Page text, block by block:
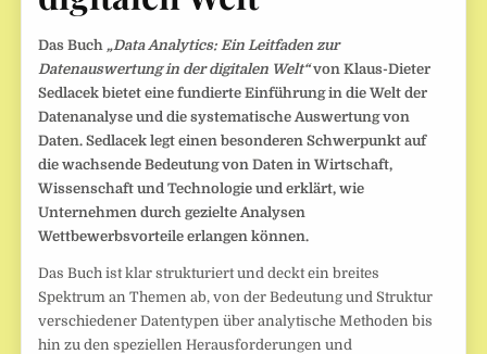
Das Buch „Data Analytics: Ein Leitfaden zur
Datenauswertung in der digitalen Welt“von Klaus-Dieter
Sedlacek bietet eine fundierte Einführung in die Welt der
Datenanalyse und die systematische Auswertung von
Daten. Sedlacek legt einen besonderen Schwerpunkt auf
die wachsende Bedeutung von Daten in Wirtschaft,
Wissenschaft und Technologie und erklärt, wie
Unternehmen durch gezielte Analysen
Wettbewerbsvorteile erlangen können.
Das Buch ist klar strukturiert und deckt ein breites
Spektrum an Themen ab, von der Bedeutung und Struktur
verschiedener Datentypen über analytische Methoden bis
hin zu den speziellen Herausforderungen und